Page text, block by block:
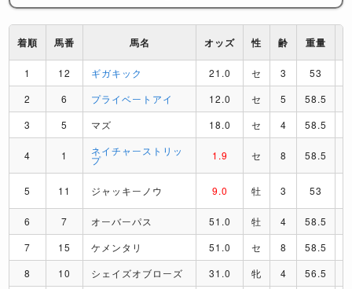
着順 馬番 馬名 オッズ 性 齢 重量
1 12 ギガキック 21.0 セ 3 53
2
6 プライベートアイ 12.0 セ 5 58.5
3
5 マズ 18.0 セ 4 58.5
4 1 ネイチャーストリッ
プ 1.9 セ 8 58.5
5 11 ジャッキーノウ 9.0 牡 3 53
6 7 オーバーパス 51.0 牡 4 58.5
7
15 ケメンタリ 51.0 セ 8 58.5
8
10 シェイズオブローズ 31.0 牝 4 56.5